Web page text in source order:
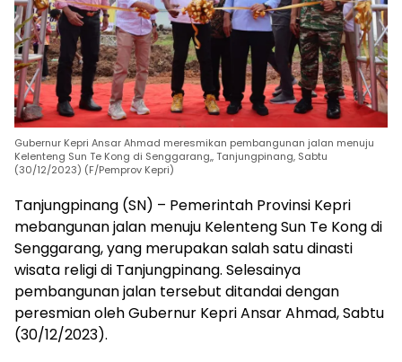
Gubernur Kepri Ansar Ahmad meresmikan pembangunan jalan menuju
Kelenteng Sun Te Kong di Senggarang,, Tanjungpinang, Sabtu
(30/12/2023) (F/Pemprov Kepri)
Tanjungpinang (SN) – Pemerintah Provinsi Kepri
mebangunan jalan menuju Kelenteng Sun Te Kong di
Senggarang, yang merupakan salah satu dinasti
wisata religi di Tanjungpinang. Selesainya
pembangunan jalan tersebut ditandai dengan
peresmian oleh Gubernur Kepri Ansar Ahmad, Sabtu
(30/12/2023).